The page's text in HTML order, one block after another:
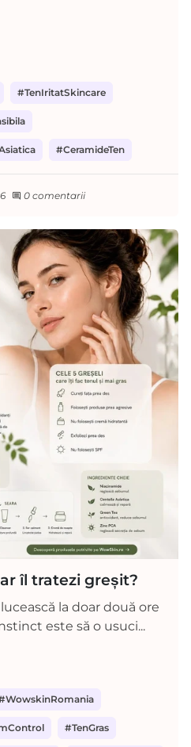
#CeramideTen
#TenIritatSkincare
comment 0 comentarii
îl tratezi greșit?
la doar două ore
este să o usuci...
#TenGras